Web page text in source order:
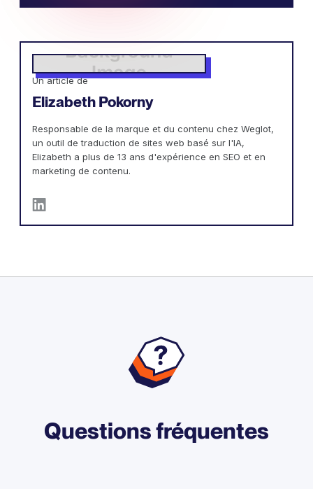
Un article de
Elizabeth Pokorny
Responsable de la marque et du contenu chez Weglot,
un outil de traduction de sites web basé sur l'IA,
Elizabeth a plus de 13 ans d'expérience en SEO et en
marketing de contenu.
Questions fréquentes